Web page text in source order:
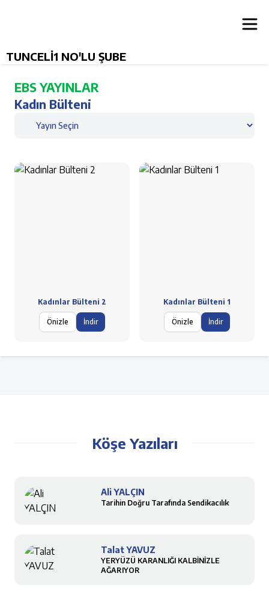
TUNCELİ1 NO'LU ŞUBE
EBS YAYINLAR
Kadın Bülteni
Kadınlar Bülteni 2
Önizle İndir
Kadınlar Bülteni 1
Önizle İndir
Köşe Yazıları
Ali YALÇIN
Tarihin Doğru Tarafında Sendikacılık
Talat YAVUZ
YERYÜZÜ KARANLIĞI KALBİNİZLE
AĞARIYOR